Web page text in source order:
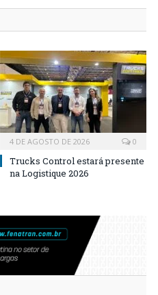
4 DE AGOSTO DE 2026 0
Trucks Control estará presente
na Logistique 2026